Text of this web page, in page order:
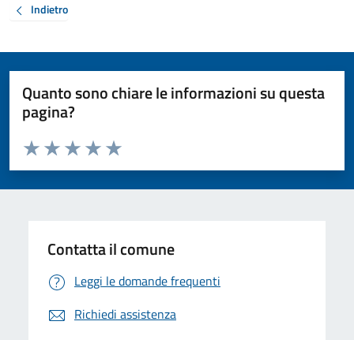
Indietro
Quanto sono chiare le informazioni su questa
pagina?
Valuta da 1 a 5 stelle la pagina
Valuta 5 stelle su 5
Valuta 4 stelle su 5
Valuta 3 stelle su 5
Valuta 2 stelle su 5
Valuta 1 stelle su 5
Contatta il comune
Leggi le domande frequenti
Richiedi assistenza